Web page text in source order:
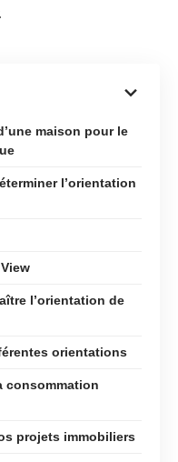
maison pour le
l’orientation
l’orientation de
orientations
consommation
projets immobiliers